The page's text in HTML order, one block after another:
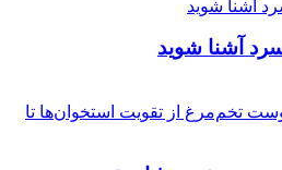
آشنا شوید